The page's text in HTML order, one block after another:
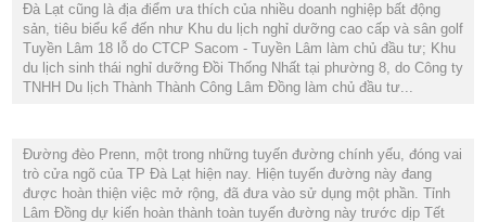
Đà Lạt cũng là địa điểm ưa thích của nhiều doanh nghiệp bất động
sản, tiêu biểu kể đến như Khu du lịch nghỉ dưỡng cao cấp và sân golf
Tuyền Lâm 18 lỗ do CTCP Sacom - Tuyền Lâm làm chủ đầu tư; Khu
du lịch sinh thái nghỉ dưỡng Đồi Thống Nhất tại phường 8, do Công ty
TNHH Du lịch Thành Thành Công Lâm Đồng làm chủ đầu tư...
Đường đèo Prenn, một trong những tuyến đường chính yếu, đóng vai
trò cửa ngõ của TP Đà Lạt hiện nay. Hiện tuyến đường này đang
được hoàn thiện việc mở rộng, đã đưa vào sử dụng một phần. Tỉnh
Lâm Đồng dự kiến hoàn thành toàn tuyến đường này trước dịp Tết